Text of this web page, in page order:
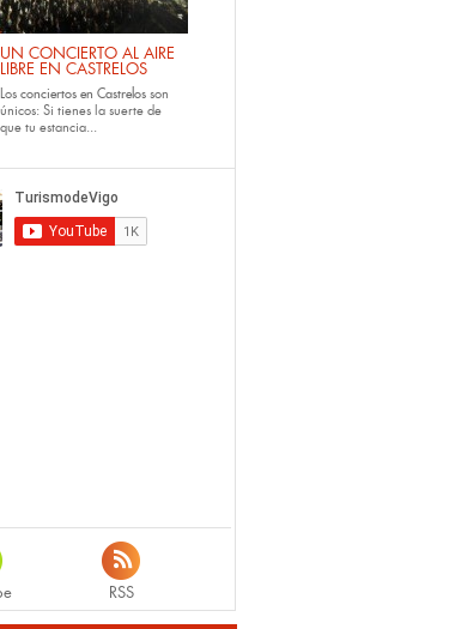
UN CONCIERTO AL AIRE
LIBRE EN CASTRELOS
Los conciertos en Castrelos son
únicos: Si tienes la suerte de
que tu estancia...
RSS